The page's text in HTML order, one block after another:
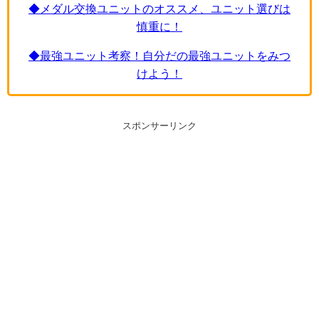
◆メダル交換ユニットのオススメ、ユニット選びは
慎重に！
◆最強ユニット考察！自分だの最強ユニットをみつ
けよう！
スポンサーリンク